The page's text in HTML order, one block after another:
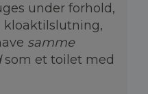
under forhold,
kloaktilslutning,
samme
som et toilet med